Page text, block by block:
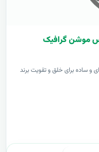
ای و ساده برای خلق و تقویت برند